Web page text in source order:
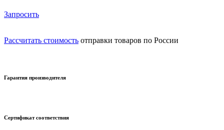
Запросить
Рассчитать стоимость отправки товаров по России
Гарантия производителя
Сертификат соответствия